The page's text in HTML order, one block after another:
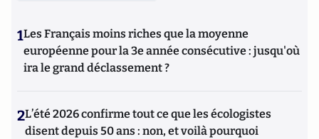
1Les Français moins riches que la moyenne
européenne pour la 3e année consécutive : jusqu'où
ira le grand déclassement ?
2L’été 2026 confirme tout ce que les écologistes
disent depuis 50 ans : non, et voilà pourquoi